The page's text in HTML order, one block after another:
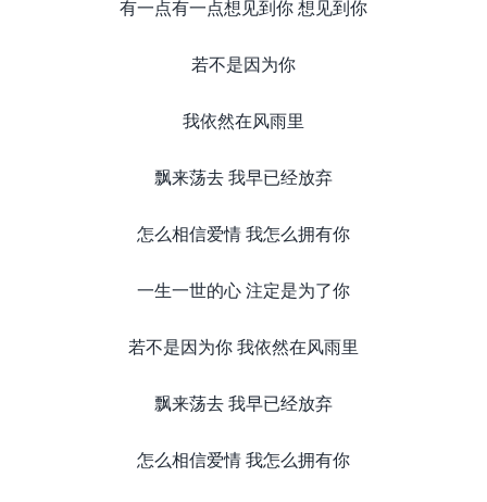
有一点有一点想见到你 想见到你
若不是因为你
我依然在风雨里
飘来荡去 我早已经放弃
怎么相信爱情 我怎么拥有你
一生一世的心 注定是为了你
若不是因为你 我依然在风雨里
飘来荡去 我早已经放弃
怎么相信爱情 我怎么拥有你